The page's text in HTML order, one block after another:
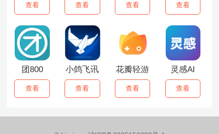
查看 查看 查看 查看
团800
查看
小鸽飞讯
查看
花瓣轻游
查看
灵感AI
查看